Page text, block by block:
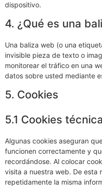
dispositivo.
4. ¿Qué es una
Una baliza web (o una
invisible pieza de texto o
monitorear el tráfico en una
datos sobre usted mediante
5. Cookies
5.1 Cookies
Algunas cookies aseguran
funcionen correctamente y
recordándose. Al colocar
visita a nuestra web. De esta
repetidamente la misma